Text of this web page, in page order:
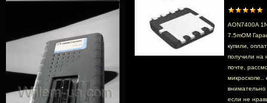
AON7400A
7.5mOM
купили,
получили на
почте,
микроскопе..
внимательно
если не